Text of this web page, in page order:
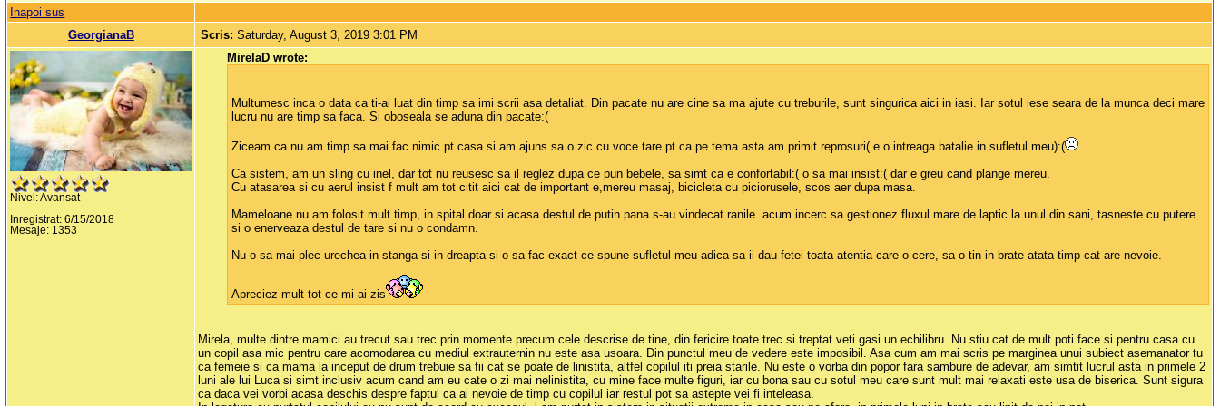
Inapoi sus
GeorgianaB
Scris:Saturday, August 3, 2019 3:01 PM
Nivel: Avansat
Inregistrat: 6/15/2018
Mesaje: 1353
MirelaD wrote:
Multumesc inca o data ca ti-ai luat din timp sa imi scrii asa detaliat. Din pacate nu are cine sa ma ajute cu treburile, sunt singurica aici in iasi. Iar sotul iese seara de la munca deci mare
lucru nu are timp sa faca. Si oboseala se aduna din pacate:(
Ziceam ca nu am timp sa mai fac nimic pt casa si am ajuns sa o zic cu voce tare pt ca pe tema asta am primit reprosuri( e o intreaga batalie in sufletul meu):(
Ca sistem, am un sling cu inel, dar tot nu reusesc sa il reglez dupa ce pun bebele, sa simt ca e confortabil:( o sa mai insist:( dar e greu cand plange mereu.
Cu atasarea si cu aerul insist f mult am tot citit aici cat de important e,mereu masaj, bicicleta cu piciorusele, scos aer dupa masa.
Mameloane nu am folosit mult timp, in spital doar si acasa destul de putin pana s-au vindecat ranile..acum incerc sa gestionez fluxul mare de laptic la unul din sani, tasneste cu putere
si o enerveaza destul de tare si nu o condamn.
Nu o sa mai plec urechea in stanga si in dreapta si o sa fac exact ce spune sufletul meu adica sa ii dau fetei toata atentia care o cere, sa o tin in brate atata timp cat are nevoie.
Apreciez mult tot ce mi-ai zis
Mirela, multe dintre mamici au trecut sau trec prin momente precum cele descrise de tine, din fericire toate trec si treptat veti gasi un echilibru. Nu stiu cat de mult poti face si pentru casa cu
un copil asa mic pentru care acomodarea cu mediul extrauternin nu este asa usoara. Din punctul meu de vedere este imposibil. Asa cum am mai scris pe marginea unui subiect asemanator tu
ca femeie si ca mama la inceput de drum trebuie sa fii cat se poate de linistita, altfel copilul iti preia starile. Nu este o vorba din popor fara sambure de adevar, am simtit lucrul asta in primele 2
luni ale lui Luca si simt inclusiv acum cand am eu cate o zi mai nelinistita, cu mine face multe figuri, iar cu bona sau cu sotul meu care sunt mult mai relaxati este usa de biserica. Sunt sigura
ca daca vei vorbi acasa deschis despre faptul ca ai nevoie de timp cu copilul iar restul pot sa astepte vei fi inteleasa.